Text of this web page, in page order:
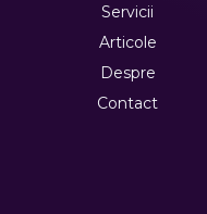
Servicii
Articole
Despre
Contact